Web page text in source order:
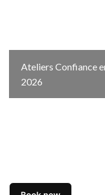
Ateliers Confiance
2026